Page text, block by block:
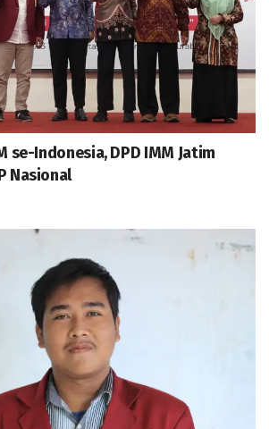
se-Indonesia, DPD IMM Jatim
Nasional